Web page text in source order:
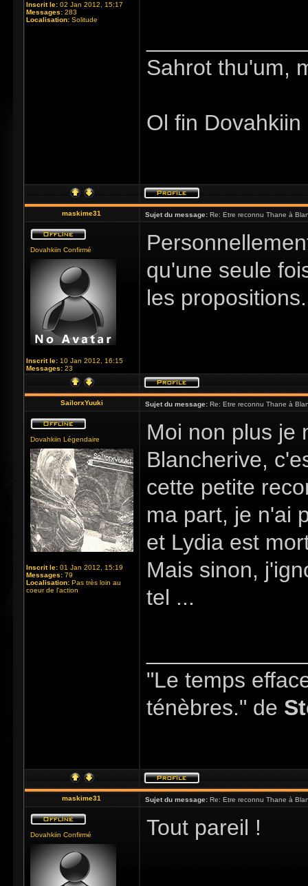
Inscrit le: 02 Jan 2012, 15:17
Messages: 283
Localisation: Solitude
Sahrot thu'um,
Ol fin
maskime31 Sujet du message: Re: Etre reconnu Thane à
Dovahkiin Confirmé
Inscrit le: 10 Jan 2012, 16:15
Messages: 23
qu'une seule
les propositions.
SailorxYuuki Sujet du message: Re: Etre reconnu Thane à
Dovahkiin Légendaire
Inscrit le: 01 Jan 2012, 15:19
Messages: 79
Localisation: Pas très loin au
coeur de l'action
Moi non plus je
Blancherive,
cette petite
ma part, je n'ai
et Lydia est
Mais sinon,
tel ...
"Le temps
ténèbres." de
maskime31 Sujet du message: Re: Etre reconnu Thane à
Dovahkiin Confirmé Tout pareil !